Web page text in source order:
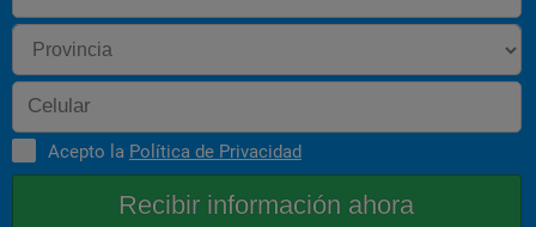
económica del sector agroalimentario. Distribución espacial de
Acepto la Política de Privacidad